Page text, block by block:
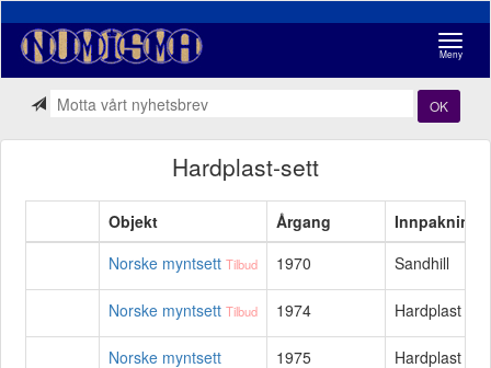
Meny
OK
Hardplast-sett
Objekt Årgang
Innpakning
Norske myntsett Tilbud 1970 Sandhill
Norske myntsett Tilbud 1974 Hardplast
Norske myntsett 1975 Hardplast